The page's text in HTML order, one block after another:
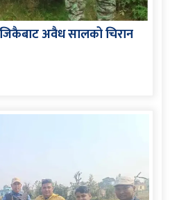
अवैध सालको चिरान